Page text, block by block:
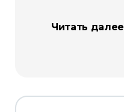
Читать далее